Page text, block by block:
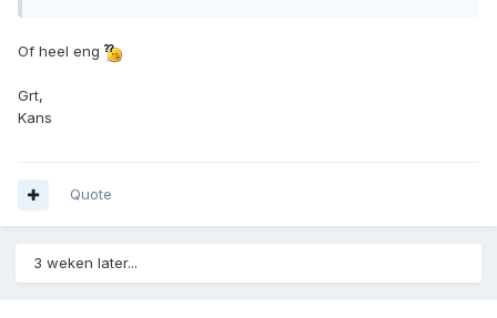
Of heel eng
Grt,
Kans
Quote
3 weken later...